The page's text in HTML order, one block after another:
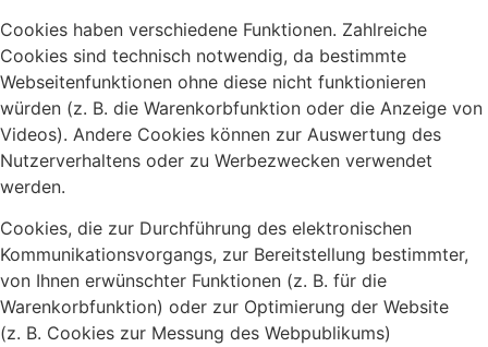
Cookies haben verschiedene Funktionen. Zahlreiche
Cookies sind technisch notwendig, da bestimmte
Webseitenfunktionen ohne diese nicht funktionieren
würden (z. B. die Warenkorbfunktion oder die Anzeige von
Videos). Andere Cookies können zur Auswertung des
Nutzerverhaltens oder zu Werbezwecken verwendet
werden.
Cookies, die zur Durchführung des elektronischen
Kommunikationsvorgangs, zur Bereitstellung bestimmter,
von Ihnen erwünschter Funktionen (z. B. für die
Warenkorbfunktion) oder zur Optimierung der Website
(z. B. Cookies zur Messung des Webpublikums)